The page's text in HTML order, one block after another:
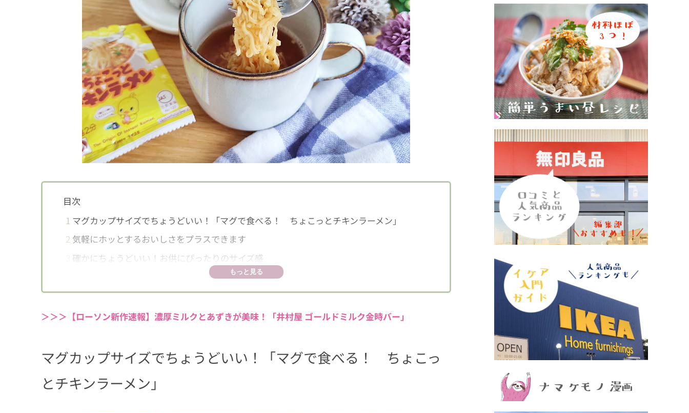
目次
1 マグカップサイズでちょうどいい！「マグで食べる！ ちょこっとチキンラーメン」
2 気軽にホッとするおいしさをプラスできます
確かにちょうどいい！お供にぴったりのサイズ感
もっと見る
＞＞＞【ローソン新作速報】濃厚ミルクとあずきが美味！「井村屋 ゴールドミルク金時バー」
マグカップサイズでちょうどいい！「マグで食べる！ ちょこっ
とチキンラーメン」